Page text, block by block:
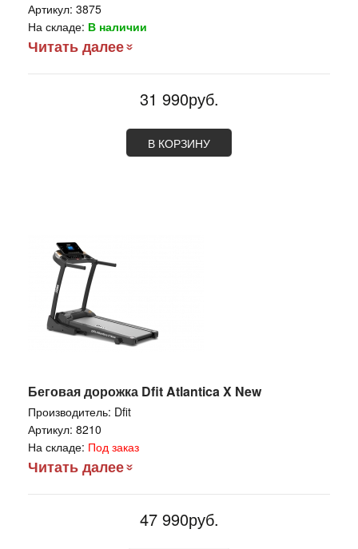
Артикул: 3875
На складе: В наличии
Читать далее
31 990руб.
В КОРЗИНУ
Беговая дорожка Dfit Atlantica X New
Производитель: Dfit
Артикул: 8210
На складе: Под заказ
Читать далее
47 990руб.